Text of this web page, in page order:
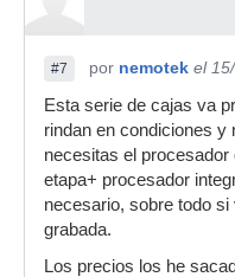
#7 por nemotek el
Esta serie de cajas va
rindan en condiciones y
necesitas el procesador
etapa+ procesador
necesario, sobre todo
grabada.
Los precios los he